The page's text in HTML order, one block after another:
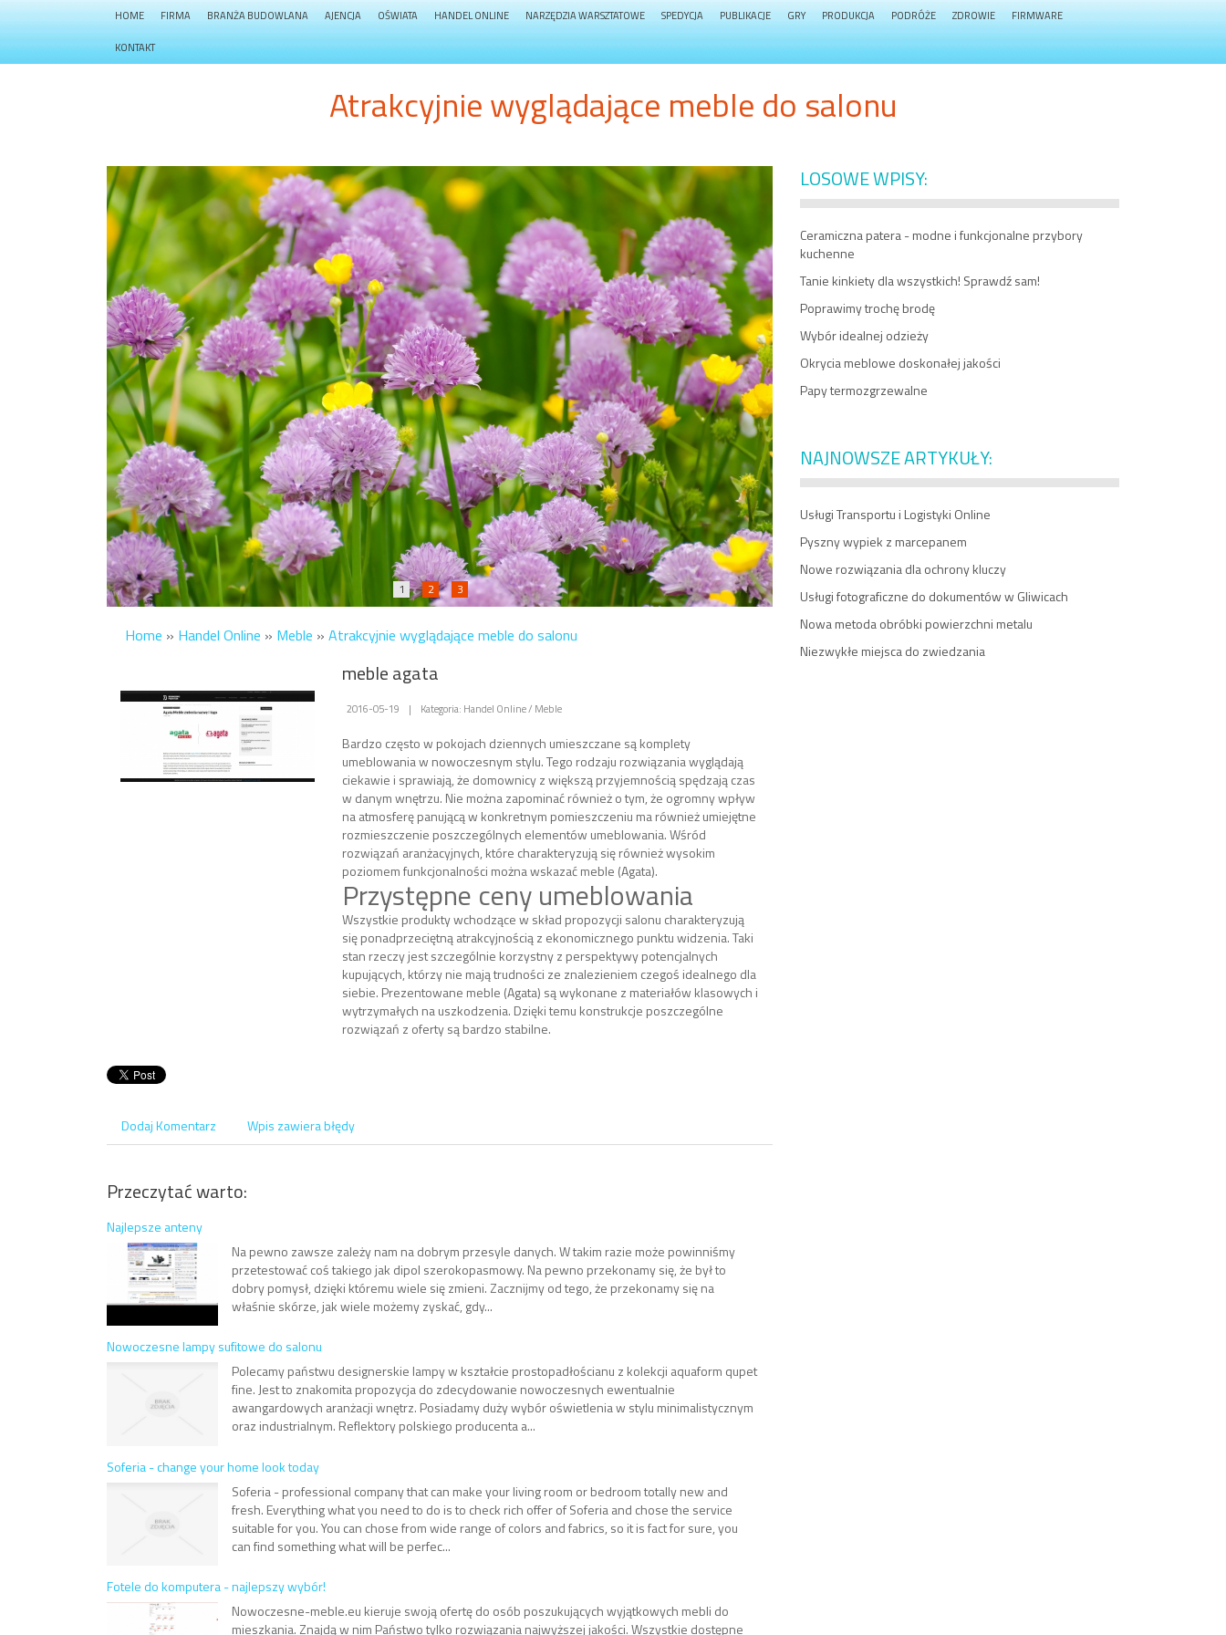
HOME FIRMA BRANŻA BUDOWLANA AJENCJA OŚWIATA HANDEL ONLINE NARZĘDZIA WARSZTATOWE SPEDYCJA PUBLIKACJE GRY PRODUKCJA PODRÓŻE ZDROWIE FIRMWARE
KONTAKT
Atrakcyjnie wyglądające meble do salonu
1 2 3
Home » Handel Online » Meble » Atrakcyjnie wyglądające meble do salonu
meble agata
2016-05-19 | Kategoria: Handel Online / Meble
Bardzo często w pokojach dziennych umieszczane są komplety
umeblowania w nowoczesnym stylu. Tego rodzaju rozwiązania wyglądają
ciekawie i sprawiają, że domownicy z większą przyjemnością spędzają czas
w danym wnętrzu. Nie można zapominać również o tym, że ogromny wpływ
na atmosferę panującą w konkretnym pomieszczeniu ma również umiejętne
rozmieszczenie poszczególnych elementów umeblowania. Wśród
rozwiązań aranżacyjnych, które charakteryzują się również wysokim
poziomem funkcjonalności można wskazać meble (Agata).
Przystępne ceny umeblowania
Wszystkie produkty wchodzące w skład propozycji salonu charakteryzują
się ponadprzeciętną atrakcyjnością z ekonomicznego punktu widzenia. Taki
stan rzeczy jest szczególnie korzystny z perspektywy potencjalnych
kupujących, którzy nie mają trudności ze znalezieniem czegoś idealnego dla
siebie. Prezentowane meble (Agata) są wykonane z materiałów klasowych i
wytrzymałych na uszkodzenia. Dzięki temu konstrukcje poszczególne
rozwiązań z oferty są bardzo stabilne.
Dodaj Komentarz Wpis zawiera błędy
Przeczytać warto:
Najlepsze anteny
Na pewno zawsze zależy nam na dobrym przesyle danych. W takim razie może powinniśmy
przetestować coś takiego jak dipol szerokopasmowy. Na pewno przekonamy się, że był to
dobry pomysł, dzięki któremu wiele się zmieni. Zacznijmy od tego, że przekonamy się na
właśnie skórze, jak wiele możemy zyskać, gdy...
Nowoczesne lampy sufitowe do salonu
Polecamy państwu designerskie lampy w kształcie prostopadłościanu z kolekcji aquaform qupet
fine. Jest to znakomita propozycja do zdecydowanie nowoczesnych ewentualnie
awangardowych aranżacji wnętrz. Posiadamy duży wybór oświetlenia w stylu minimalistycznym
oraz industrialnym. Reflektory polskiego producenta a...
Soferia - change your home look today
Soferia - professional company that can make your living room or bedroom totally new and
fresh. Everything what you need to do is to check rich offer of Soferia and chose the service
suitable for you. You can chose from wide range of colors and fabrics, so it is fact for sure, you
can find something what will be perfec...
Fotele do komputera - najlepszy wybór!
Nowoczesne-meble.eu kieruje swoją ofertę do osób poszukujących wyjątkowych mebli do
mieszkania. Znajdą w nim Państwo tylko rozwiązania najwyższej jakości. Wszystkie dostępne
LOSOWE WPISY:
Ceramiczna patera - modne i funkcjonalne przybory
kuchenne
Tanie kinkiety dla wszystkich! Sprawdź sam!
Poprawimy trochę brodę
Wybór idealnej odzieży
Okrycia meblowe doskonałej jakości
Papy termozgrzewalne
NAJNOWSZE ARTYKUŁY:
Usługi Transportu i Logistyki Online
Pyszny wypiek z marcepanem
Nowe rozwiązania dla ochrony kluczy
Usługi fotograficzne do dokumentów w Gliwicach
Nowa metoda obróbki powierzchni metalu
Niezwykłe miejsca do zwiedzania